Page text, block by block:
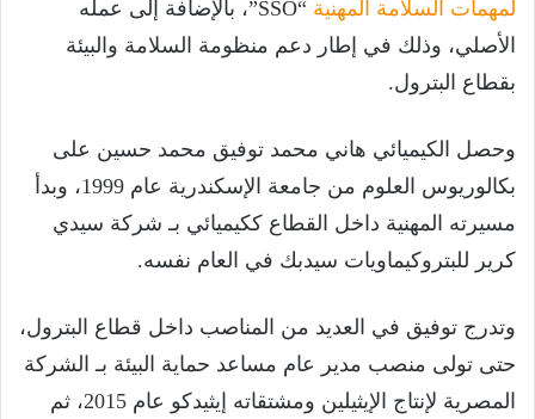
لمهمات السلامة المهنية
“SSO”، بالإضافة إلى عمله
الأصلي، وذلك في إطار دعم منظومة السلامة والبيئة
بقطاع البترول.
وحصل الكيميائي هاني محمد توفيق محمد حسين على
بكالوريوس العلوم من جامعة الإسكندرية عام 1999، وبدأ
مسيرته المهنية داخل القطاع ككيميائي بـ شركة سيدي
كرير للبتروكيماويات سيدبك في العام نفسه.
وتدرج توفيق في العديد من المناصب داخل قطاع البترول،
حتى تولى منصب مدير عام مساعد حماية البيئة بـ الشركة
المصرية لإنتاج الإيثيلين ومشتقاته إيثيدكو عام 2015، ثم